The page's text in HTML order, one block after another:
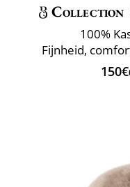
Collection
100%
Fijnheid,
150€